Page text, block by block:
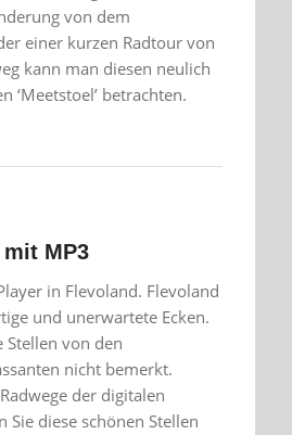
von dem
einer kurzen Radtour von
kann man diesen neulich
‘Meetstoel’ betrachten.
MP3
in Flevoland. Flevoland
und unerwartete Ecken.
Stellen von den
nicht bemerkt.
der digitalen
Sie diese schönen Stellen